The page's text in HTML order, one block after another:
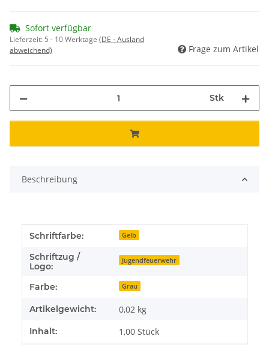
Sofort verfügbar
Lieferzeit: 5 - 10 Werktage (DE - Ausland
abweichend)
Frage zum Artikel
Stk
Beschreibung
Produkteigenschaft
Wert
Schriftfarbe: Gelb
Schriftzug /
Logo:
Jugendfeuerwehr
Farbe: Grau
Artikelgewicht: 0,02 kg
Inhalt: 1,00 Stück